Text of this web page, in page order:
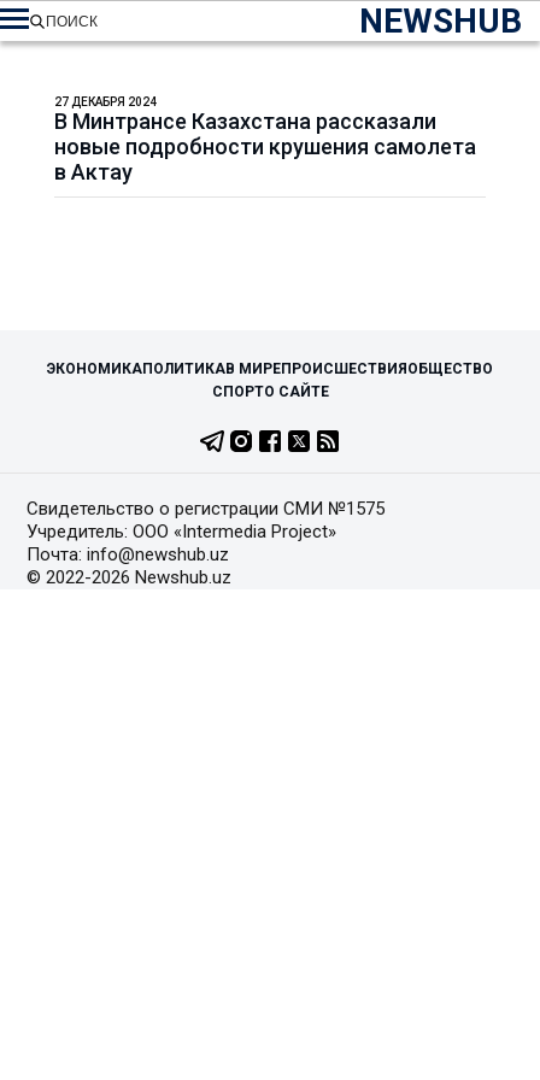
NEWSHUB
ПОИСК
В Минтрансе Казахстана рассказали
новые подробности крушения самолета
в Актау
27 ДЕКАБРЯ 2024
ЭКОНОМИКАПОЛИТИКАВ МИРЕПРОИСШЕСТВИЯ ОБЩЕСТВО
СПОРТО САЙТЕ
Свидетельство о регистрации СМИ №1575
Учредитель: ООО «Intermedia Project»
Почта: info@newshub.uz
© 2022-2026 Newshub.uz